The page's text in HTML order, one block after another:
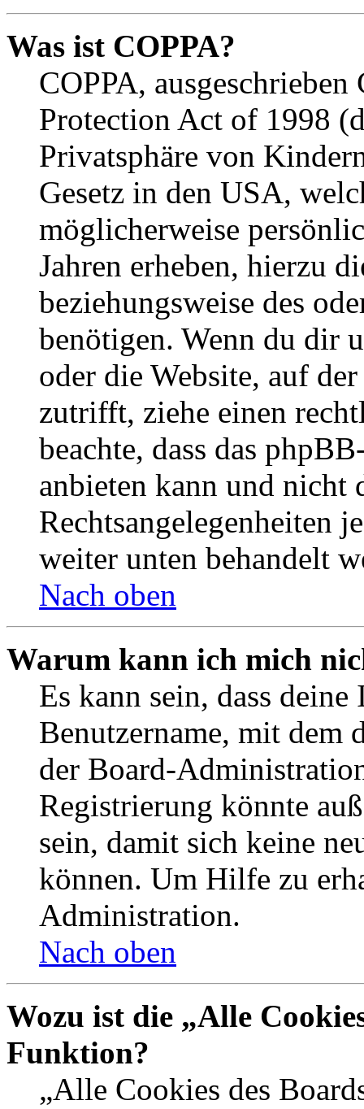
Was ist COPPA?
COPPA,
Protection Act of 1998
Privatsphäre von
Gesetz in den USA,
möglicherweise
Jahren erheben, hierzu
beziehungsweise des
benötigen. Wenn du dir
oder die Website, auf
zutrifft, ziehe einen
beachte, dass das
anbieten kann und nicht
Rechtsangelegenheiten
weiter unten behandelt
Nach oben
Warum kann ich mich
Es kann sein, dass
Benutzername, mit dem
der Board-
Registrierung könnte
sein, damit sich keine
können. Um Hilfe zu
Administration.
Nach oben
Wozu ist die „Alle
Funktion?
„Alle Cookies des